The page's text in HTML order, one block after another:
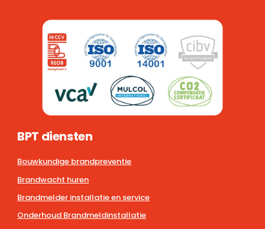
BPT diensten
Bouwkundige brandpreventie
Brandwacht huren
Brandmelder installatie en service
Onderhoud Brandmeldinstallatie